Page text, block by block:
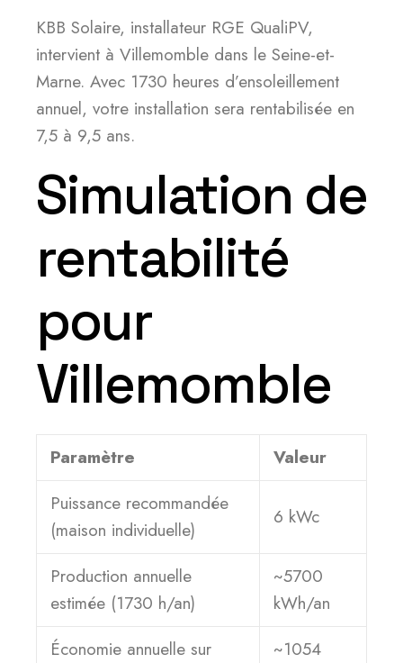
KBB Solaire, installateur RGE QualiPV,
intervient à Villemomble dans le Seine-et-
Marne. Avec 1730 heures d’ensoleillement
annuel, votre installation sera rentabilisée en
7,5 à 9,5 ans.
Simulation de
rentabilité
pour
Villemomble
Paramètre
Valeur
Puissance recommandée
(maison individuelle)
6 kWc
Production annuelle
estimée (1730 h/an)
~5700
kWh/an
Économie annuelle sur
~1054